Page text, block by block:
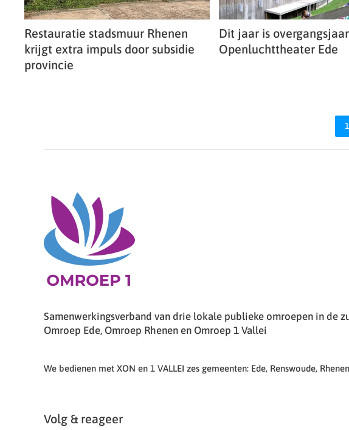
Restauratie stadsmuur Rhenen
krijgt extra impuls door subsidie
provincie
Dit jaar is
Openluchttheater Ede
1
Samenwerkingsverband van drie lokale publieke omroepen in de
Omroep Ede, Omroep Rhenen en Omroep 1 Vallei
We bedienen met XON en 1 VALLEI zes gemeenten: Ede, Renswoude,
Volg & reageer